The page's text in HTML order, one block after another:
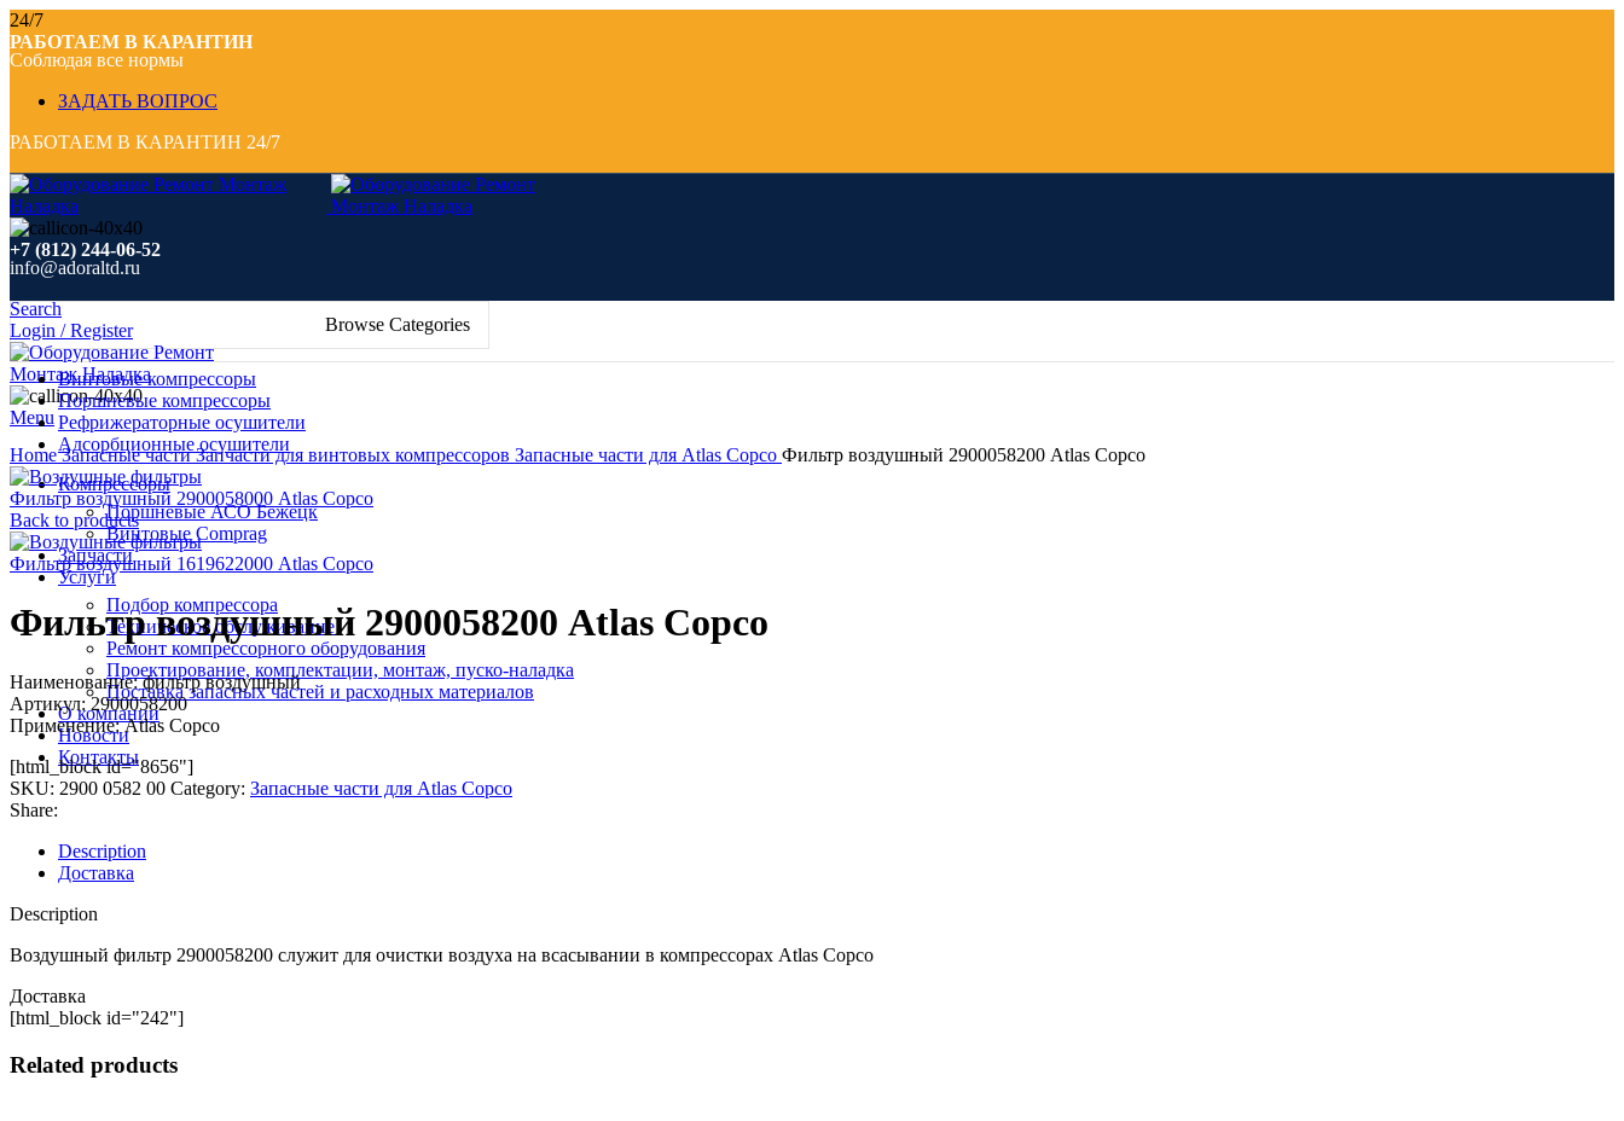
24/7
РАБОТАЕМ В КАРАНТИН
Соблюдая все нормы
ЗАДАТЬ ВОПРОС
РАБОТАЕМ В КАРАНТИН 24/7
+7 (812) 244-06-52
info@adoraltd.ru
Search
Login / Register
Menu
Browse Categories
Винтовые компрессоры
Поршневые компрессоры
Рефрижераторные осушители
Адсорбционные осушители
Компрессоры
Поршневые АСО Бежецк
Винтовые Comprag
Запчасти
Услуги
Подбор компрессора
Техническое обслуживание
Ремонт компрессорного оборудования
Проектирование, комплектации, монтаж, пуско-наладка
Поставка запасных частей и расходных материалов
О компании
Новости
Контакты
Click to enlarge
HomeЗапасные частиЗапчасти для винтовых компрессоров Запасные части для Atlas Copco Фильтр воздушный 2900058200 Atlas Copco
Фильтр воздушный 2900058000 Atlas Copco
Back to products
Фильтр воздушный 1619622000 Atlas Copco
Фильтр воздушный 2900058200 Atlas Copco
Наименование: фильтр воздушный
Артикул: 2900058200
Применение: Atlas Copco
[html_block id="8656"]
SKU: 2900 0582 00 Category: Запасные части для Atlas Copco
Share:
Description
Доставка
Description
Воздушный фильтр 2900058200 служит для очистки воздуха на всасывании в компрессорах Atlas Copco
Доставка
[html_block id="242"]
Related products